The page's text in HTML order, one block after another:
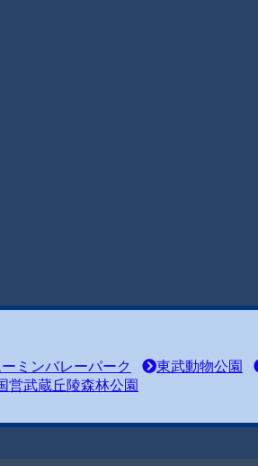
ーミンバレーパーク 東武動物公園
営武蔵丘陵森林公園